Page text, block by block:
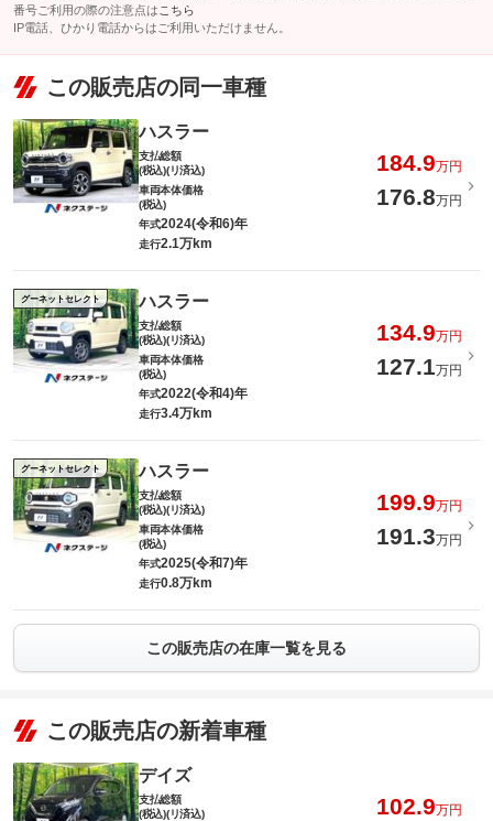
番号ご利用の際の注意点は こちら
IP電話、ひかり電話からはご利用いただけません。
この販売店の同一車種
ハスラー
支払総額
(税込)(リ済込)
184.9万円
車両本体価格
(税込)
176.8万円
年式2024(令和6)年
走行2.1万km
グーネットセレクト ハスラー
支払総額
(税込)(リ済込)
134.9万円
車両本体価格
(税込)
127.1万円
年式2022(令和4)年
走行3.4万km
グーネットセレクト ハスラー
支払総額
(税込)(リ済込)
199.9万円
車両本体価格
(税込)
191.3万円
年式2025(令和7)年
走行0.8万km
この販売店の在庫一覧を見る
この販売店の新着車種
デイズ
支払総額
(税込)(リ済込)
102.9万円